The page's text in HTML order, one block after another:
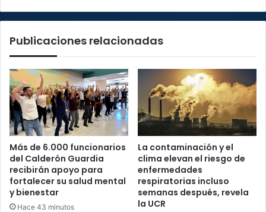
este
y
agosto
en
Cartago
Publicaciones relacionadas
Más de 6.000 funcionarios
del Calderón Guardia
recibirán apoyo para
fortalecer su salud mental
y bienestar
Hace 43 minutos
La contaminación y el
clima elevan el riesgo de
enfermedades
respiratorias incluso
semanas después, revela
la UCR